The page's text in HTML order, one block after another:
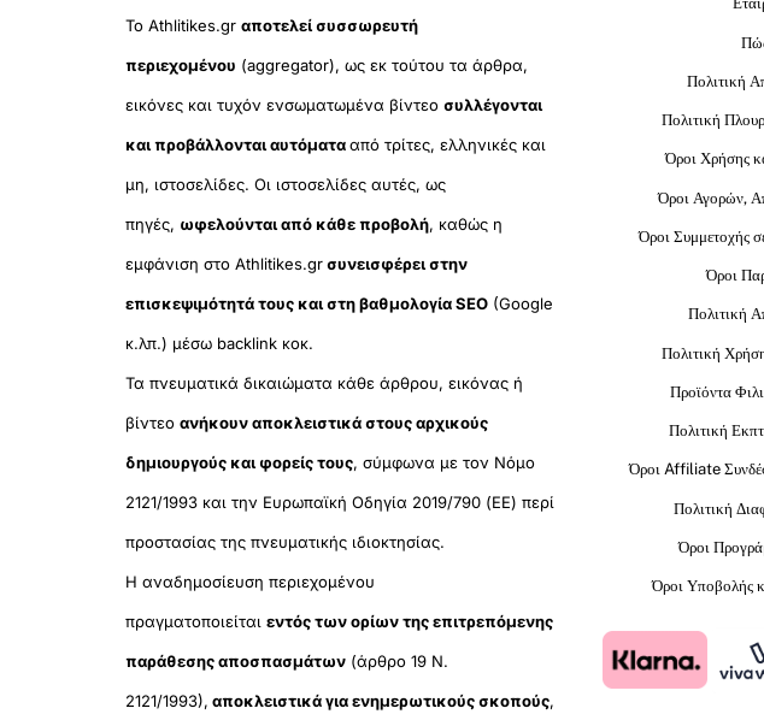
Το Athlitikes.gr αποτελεί συσσωρευτή
περιεχομένου (aggregator), ως εκ τούτου τα άρθρα,
εικόνες και τυχόν ενσωματωμένα βίντεο συλλέγονται
και προβάλλονται αυτόματααπό τρίτες, ελληνικές και
μη, ιστοσελίδες. Οι ιστοσελίδες αυτές, ως
πηγές, ωφελούνται από κάθε προβολή, καθώς η
εμφάνιση στο Athlitikes.grσυνεισφέρει στην
επισκεψιμότητά τους και στη βαθμολογία SEO(Google
κ.λπ.) μέσω backlink κοκ.
Τα πνευματικά δικαιώματα κάθε άρθρου, εικόνας ή
βίντεο ανήκουν αποκλειστικά στους αρχικούς
δημιουργούς και φορείς τους, σύμφωνα με τον Νόμο
2121/1993 και την Ευρωπαϊκή Οδηγία 2019/790 (ΕΕ) περί
προστασίας της πνευματικής ιδιοκτησίας.
Η αναδημοσίευση περιεχομένου
πραγματοποιείται εντός των ορίων της επιτρεπόμενης
παράθεσης αποσπασμάτων(άρθρο 19 Ν.
2121/1993), αποκλειστικά για ενημερωτικούς σκοπούς,
Πολιτική
Πολιτική
Όροι Χρήσης
Όροι Αγορών,
Όροι Συμμετοχής
Όροι
Πολιτική
Πολιτική
Προϊόντα
Πολιτική
Όροι Affiliate
Πολιτική
Όροι
Όροι Υποβολής